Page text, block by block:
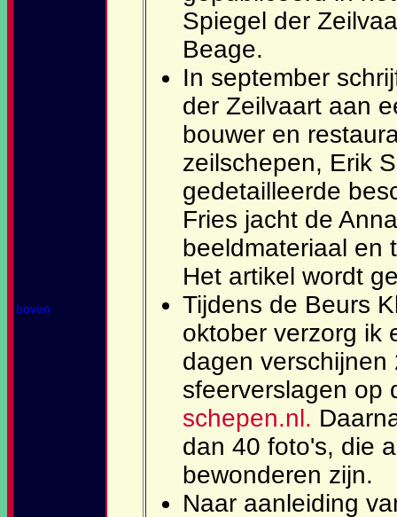
boven
Spiegel der
Beage.
In september
der Zeilvaart aan
bouwer en
zeilschepen, Erik
gedetailleerde
Fries jacht de
beeldmateriaal en
Het artikel wordt
Tijdens de Beurs
oktober verzorg ik
dagen
sfeerverslagen op
schepen.nl.
dan 40 foto's, die
bewonderen zijn.
Naar aanleiding